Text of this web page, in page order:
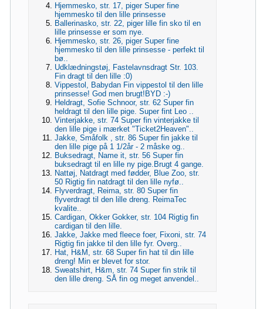
Hjemmesko, str. 17, piger Super fine
hjemmesko til den lille prinsesse
Ballerinasko, str. 22, piger lille fin sko til en
lille prinsesse er som nye.
Hjemmesko, str. 26, piger Super fine
hjemmesko til den lille prinsesse - perfekt til
bø..
Udklædningstøj, Fastelavnsdragt Str. 103.
Fin dragt til den lille :0)
Vippestol, Babydan Fin vippestol til den lille
prinsesse! God men brugt!BYD :-)
Heldragt, Sofie Schnoor, str. 62 Super fin
heldragt til den lille pige. Super fint Leo ..
Vinterjakke, str. 74 Super fin vinterjakke til
den lille pige i mærket "Ticket2Heaven"..
Jakke, Småfolk , str. 86 Super fin jakke til
den lille pige på 1 1/2år - 2 måske og..
Buksedragt, Name it, str. 56 Super fin
buksedragt til en lille ny pige.Brugt 4 gange.
Nattøj, Natdragt med fødder, Blue Zoo, str.
50 Rigtig fin natdragt til den lille nyfø..
Flyverdragt, Reima, str. 80 Super fin
flyverdragt til den lille dreng. ReimaTec
kvalite..
Cardigan, Okker Gokker, str. 104 Rigtig fin
cardigan til den lille.
Jakke, Jakke med fleece foer, Fixoni, str. 74
Rigtig fin jakke til den lille fyr. Overg..
Hat, H&M, str. 68 Super fin hat til din lille
dreng! Min er blevet for stor.
Sweatshirt, H&m, str. 74 Super fin strik til
den lille dreng. SÅ fin og meget anvendel..